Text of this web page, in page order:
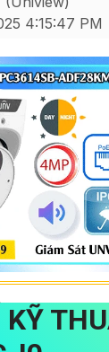
4:15:47 PM
KỸ